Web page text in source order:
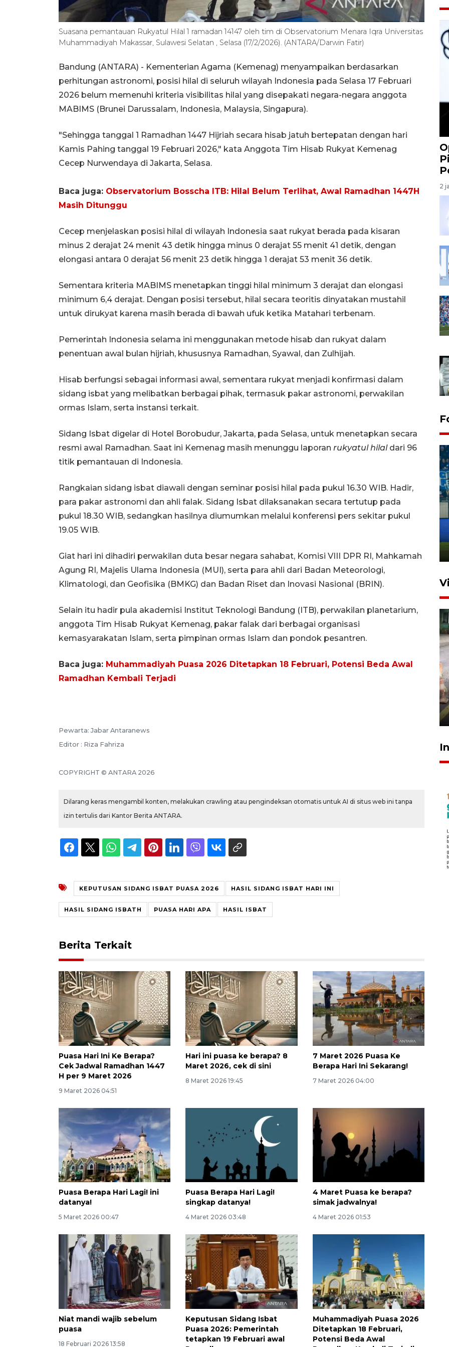
Suasana pemantauan Rukyatul Hilal 1 ramadan 14147 oleh tim di Observatorium Menara Iqra Universitas
Muhammadiyah Makassar, Sulawesi Selatan , Selasa (17/2/2026). (ANTARA/Darwin Fatir)
Bandung (ANTARA) - Kementerian Agama (Kemenag) menyampaikan berdasarkan
perhitungan astronomi, posisi hilal di seluruh wilayah Indonesia pada Selasa 17 Februari
2026 belum memenuhi kriteria visibilitas hilal yang disepakati negara-negara anggota
MABIMS (Brunei Darussalam, Indonesia, Malaysia, Singapura).
"Sehingga tanggal 1 Ramadhan 1447 Hijriah secara hisab jatuh bertepatan dengan hari
Kamis Pahing tanggal 19 Februari 2026," kata Anggota Tim Hisab Rukyat Kemenag
Cecep Nurwendaya di Jakarta, Selasa.
Baca juga: Observatorium Bosscha ITB: Hilal Belum Terlihat, Awal Ramadhan 1447H
Masih Ditunggu
Cecep menjelaskan posisi hilal di wilayah Indonesia saat rukyat berada pada kisaran
minus 2 derajat 24 menit 43 detik hingga minus 0 derajat 55 menit 41 detik, dengan
elongasi antara 0 derajat 56 menit 23 detik hingga 1 derajat 53 menit 36 detik.
Sementara kriteria MABIMS menetapkan tinggi hilal minimum 3 derajat dan elongasi
minimum 6,4 derajat. Dengan posisi tersebut, hilal secara teoritis dinyatakan mustahil
untuk dirukyat karena masih berada di bawah ufuk ketika Matahari terbenam.
Pemerintah Indonesia selama ini menggunakan metode hisab dan rukyat dalam
penentuan awal bulan hijriah, khususnya Ramadhan, Syawal, dan Zulhijah.
Hisab berfungsi sebagai informasi awal, sementara rukyat menjadi konfirmasi dalam
sidang isbat yang melibatkan berbagai pihak, termasuk pakar astronomi, perwakilan
ormas Islam, serta instansi terkait.
Sidang Isbat digelar di Hotel Borobudur, Jakarta, pada Selasa, untuk menetapkan secara
resmi awal Ramadhan. Saat ini Kemenag masih menunggu laporan rukyatul hilaldari 96
titik pemantauan di Indonesia.
Rangkaian sidang isbat diawali dengan seminar posisi hilal pada pukul 16.30 WIB. Hadir,
para pakar astronomi dan ahli falak. Sidang Isbat dilaksanakan secara tertutup pada
pukul 18.30 WIB, sedangkan hasilnya diumumkan melalui konferensi pers sekitar pukul
19.05 WIB.
Giat hari ini dihadiri perwakilan duta besar negara sahabat, Komisi VIII DPR RI, Mahkamah
Agung RI, Majelis Ulama Indonesia (MUI), serta para ahli dari Badan Meteorologi,
Klimatologi, dan Geofisika (BMKG) dan Badan Riset dan Inovasi Nasional (BRIN).
Selain itu hadir pula akademisi Institut Teknologi Bandung (ITB), perwakilan planetarium,
anggota Tim Hisab Rukyat Kemenag, pakar falak dari berbagai organisasi
kemasyarakatan Islam, serta pimpinan ormas Islam dan pondok pesantren.
Baca juga: Muhammadiyah Puasa 2026 Ditetapkan 18 Februari, Potensi Beda Awal
Ramadhan Kembali Terjadi
Pewarta: Jabar Antaranews
Editor : Riza Fahriza
COPYRIGHT © ANTARA 2026
Dilarang keras mengambil konten, melakukan crawling atau pengindeksan otomatis untuk AI di situs web ini tanpa
izin tertulis dari Kantor Berita ANTARA.
KEPUTUSAN SIDANG ISBAT PUASA 2026 HASIL SIDANG ISBAT HARI INI
HASIL SIDANG ISBATH PUASA HARI APA HASIL ISBAT
Berita Terkait
Puasa Hari Ini Ke Berapa?
Cek Jadwal Ramadhan 1447
H per 9 Maret 2026
9 Maret 2026 04:51
Hari ini puasa ke berapa? 8
Maret 2026, cek di sini
8 Maret 2026 19:45
7 Maret 2026 Puasa Ke
Berapa Hari Ini Sekarang!
7 Maret 2026 04:00
Puasa Berapa Hari Lagi! ini
datanya!
5 Maret 2026 00:47
Puasa Berapa Hari Lagi!
singkap datanya!
4 Maret 2026 03:48
4 Maret Puasa ke berapa?
simak jadwalnya!
4 Maret 2026 01:53
Niat mandi wajib sebelum
puasa
18 Februari 2026 13:58
Keputusan Sidang Isbat
Puasa 2026: Pemerintah
tetapkan 19 Februari awal
Muhammadiyah Puasa 2026
Ditetapkan 18 Februari,
Potensi Beda Awal
2
Penutupan latihan bela negara
dan manajerial SPPI di
Vaksin HPV untuk siswa laki-
2026-08-06 06:30:00